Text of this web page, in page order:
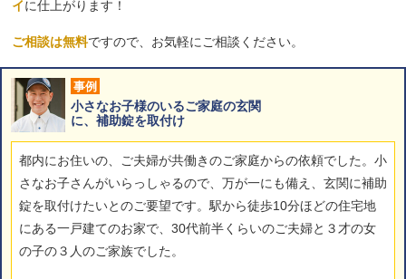
イに仕上がります！
ご相談は無料ですので、お気軽にご相談ください。
事例
小さなお子様のいるご家庭の玄関
に、補助錠を取付け
都内にお住いの、ご夫婦が共働きのご家庭からの依頼でした。小
さなお子さんがいらっしゃるので、万が一にも備え、玄関に補助
錠を取付けたいとのご要望です。駅から徒歩10分ほどの住宅地
にある一戸建てのお家で、30代前半くらいのご夫婦と３才の女
の子の３人のご家族でした。